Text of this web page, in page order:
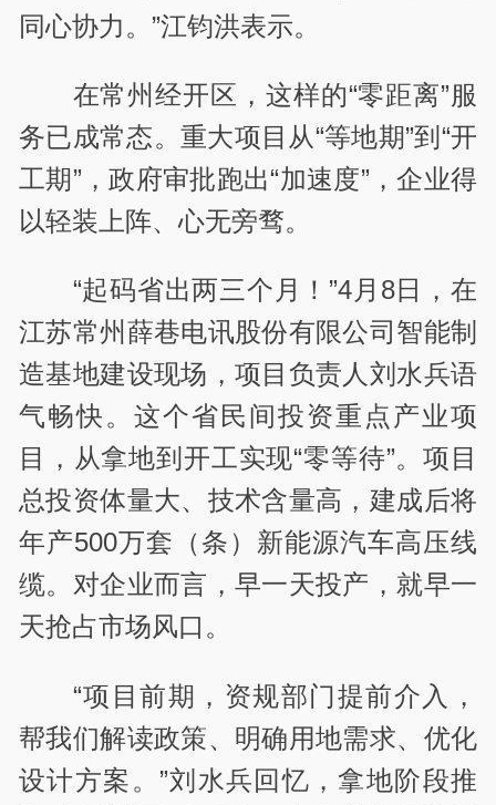
同心协力。”江钧洪表示。
在常州经开区，这样的“零距离”服
务已成常态。重大项目从“等地期”到“开
工期”，政府审批跑出“加速度”，企业得
以轻装上阵、心无旁骛。
“起码省出两三个月！”4月8日，在
江苏常州薛巷电讯股份有限公司智能制
造基地建设现场，项目负责人刘水兵语
气畅快。这个省民间投资重点产业项
目，从拿地到开工实现“零等待”。项目
总投资体量大、技术含量高，建成后将
年产500万套（条）新能源汽车高压线
缆。对企业而言，早一天投产，就早一
天抢占市场风口。
“项目前期，资规部门提前介入，
帮我们解读政策、明确用地需求、优化
设计方案。”刘水兵回忆，拿地阶段推